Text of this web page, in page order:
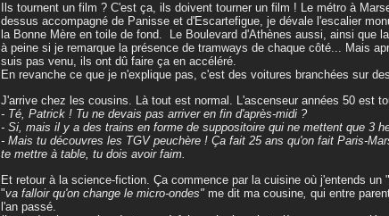
Ils tournent un film ? C'est ça, ils doivent tourner un film ! Le métro à
dessus accompagné de Panisse et d'Escartefigue, je dévale l'escalier
la Bonne Mère en toile de fond. Le Boulevard d'Athènes aussi, ainsi que
à peine si je remarque la présence de tramways de chaque côté... Mais
suis pas venu, ils ont dû faire ça en accéléré.
En revanche ce que je n'explique pas, c'est des voitures branchées sur
J'arrive chez les cousins. Là tout est normal. L'ascenseur années 50 est
- Té, Patrick ! Tu ne devais pas arriver en fin d'après-midi ?
- Si, mais il y a des trains en forme de suppositoire qui ne mettent que 3
- Mais tu découvres les TGV peuchère ! Ça fait 25 ans qu'on fait Paris-
te mettre à table, tu dois avoir faim.
Et retour à la science-fiction. Ça commence par la cuisine où j'entends un
"va falloir qu'on change le micro-ondes" me dit ma cousine, qui entre
l'an passé.